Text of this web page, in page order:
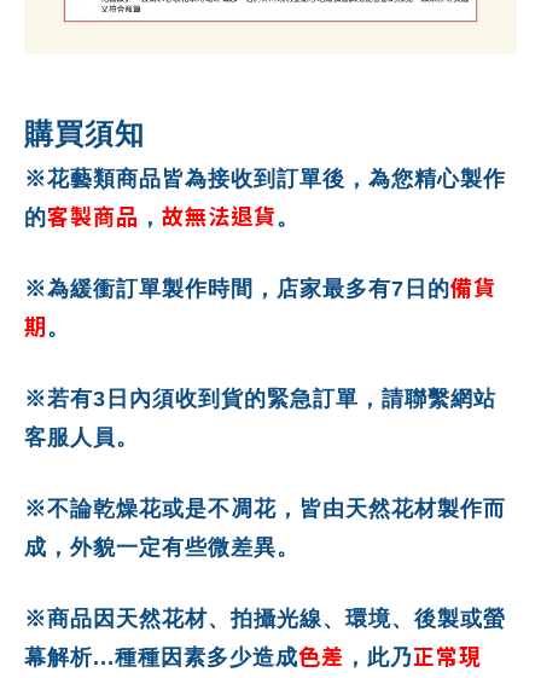
購買須知
※花藝類商品皆為接收到訂單後，為您精心製作
的客製商品 ， 故無法退貨 。
※為緩衝訂單製作時間，店家最多有7日的備貨
期 。
※若有3日內須收到貨的緊急訂單，請聯繫網站
客服人員。
※不論乾燥花或是不凋花，皆由天然花材製作而
成，外貌一定有些微差異。
※商品因天然花材、拍攝光線、環境、後製或螢
幕解析...種種因素多少造成色差 ，此乃正常現